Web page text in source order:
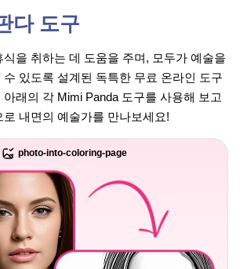
다 도구
을 취하는 데 도움을 주며, 모두가 예술을
있도록 설계된 독특한 무료 온라인 도구
래의 각 Mimi Panda 도구를 사용해 보고
내면의 예술가를 만나보세요!
photo-into-coloring-page